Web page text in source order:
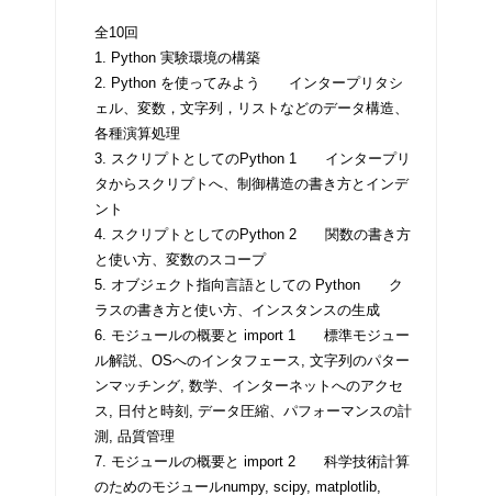
全10回
1. Python 実験環境の構築
2. Python を使ってみよう インタープリタシ
ェル、変数，文字列，リストなどのデータ構造、
各種演算処理
3. スクリプトとしてのPython 1 インタープリ
タからスクリプトへ、制御構造の書き方とインデ
ント
4. スクリプトとしてのPython 2 関数の書き方
と使い方、変数のスコープ
5. オブジェクト指向言語としての Python ク
ラスの書き方と使い方、インスタンスの生成
6. モジュールの概要と import 1 標準モジュー
ル解説、OSへのインタフェース, 文字列のパター
ンマッチング, 数学、インターネットへのアクセ
ス, 日付と時刻, データ圧縮、パフォーマンスの計
測, 品質管理
7. モジュールの概要と import 2 科学技術計算
のためのモジュールnumpy, scipy, matplotlib,